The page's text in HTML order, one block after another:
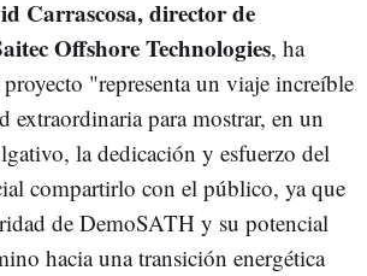
Carrascosa, director de
Offshore Technologies, ha
proyecto "representa un viaje increíble
extraordinaria para mostrar, en un
la dedicación y esfuerzo del
compartirlo con el público, ya que
de DemoSATH y su potencial
hacia una transición energética